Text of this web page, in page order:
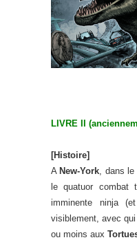
LIVRE II
[Histoire]
A New-York , dans
le quatuor combat
imminente ninja
visiblement, avec
ou moins aux